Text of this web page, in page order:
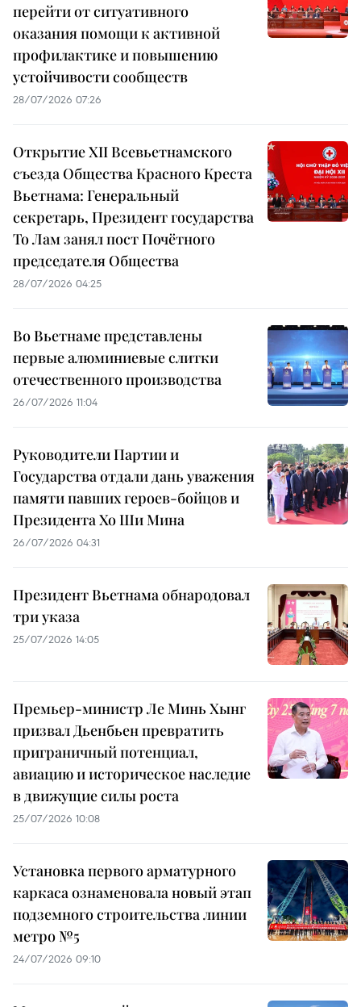
перейти от ситуативного
оказания помощи к активной
профилактике и повышению
устойчивости сообществ
28/07/2026 07:26
Открытие XII Всевьетнамского
съезда Общества Красного Креста
Вьетнама: Генеральный
секретарь, Президент государства
То Лам занял пост Почётного
председателя Общества
28/07/2026 04:25
Во Вьетнаме представлены
первые алюминиевые слитки
отечественного производства
26/07/2026 11:04
Руководители Партии и
Государства отдали дань уважения
памяти павших героев-бойцов и
Президента Хо Ши Мина
26/07/2026 04:31
Президент Вьетнама обнародовал
три указа
25/07/2026 14:05
Премьер-министр Ле Минь Хынг
призвал Дьенбьен превратить
приграничный потенциал,
авиацию и историческое наследие
в движущие силы роста
25/07/2026 10:08
Установка первого арматурного
каркаса ознаменовала новый этап
подземного строительства линии
метро №5
24/07/2026 09:10